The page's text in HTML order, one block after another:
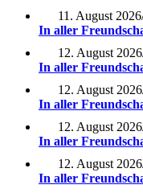
11. August 2026
In aller
12. August 2026
In aller
12. August 2026
In aller
12. August 2026
In aller
12. August 2026
In aller